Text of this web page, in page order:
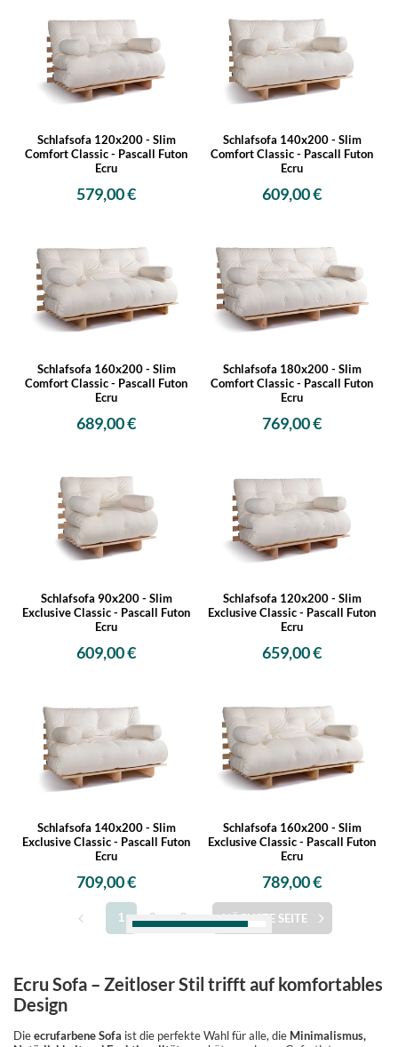
Schlafsofa 120x200 - Slim
Comfort Classic - Pascall Futon
Ecru
579,00 €
Schlafsofa 140x200 - Slim
Comfort Classic - Pascall Futon
Ecru
609,00 €
Schlafsofa 160x200 - Slim
Comfort Classic - Pascall Futon
Ecru
689,00 €
Schlafsofa 180x200 - Slim
Comfort Classic - Pascall Futon
Ecru
769,00 €
Schlafsofa 90x200 - Slim
Exclusive Classic - Pascall Futon
Ecru
609,00 €
Schlafsofa 120x200 - Slim
Exclusive Classic - Pascall Futon
Ecru
659,00 €
Schlafsofa 140x200 - Slim
Exclusive Classic - Pascall Futon
Ecru
709,00 €
Schlafsofa 160x200 - Slim
Exclusive Classic - Pascall Futon
Ecru
789,00 €
1 2 3 NÄCHSTE SEITE
Ecru Sofa – Zeitloser Stil trifft auf komfortables
Design
Dieecrufarbene Sofa ist die perfekte Wahl für alle, die Minimalismus,